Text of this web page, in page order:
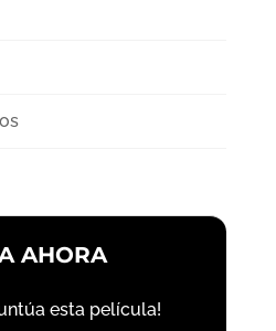
AHORA
esta película!